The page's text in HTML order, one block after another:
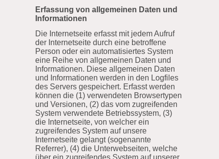
Erfassung von allgemeinen Daten und
Informationen
Die Internetseite erfasst mit jedem Aufruf
der Internetseite durch eine betroffene
Person oder ein automatisiertes System
eine Reihe von allgemeinen Daten und
Informationen. Diese allgemeinen Daten
und Informationen werden in den Logfiles
des Servers gespeichert. Erfasst werden
können die (1) verwendeten Browsertypen
und Versionen, (2) das vom zugreifenden
System verwendete Betriebssystem, (3)
die Internetseite, von welcher ein
zugreifendes System auf unsere
Internetseite gelangt (sogenannte
Referrer), (4) die Unterwebseiten, welche
über ein zugreifendes System auf unserer